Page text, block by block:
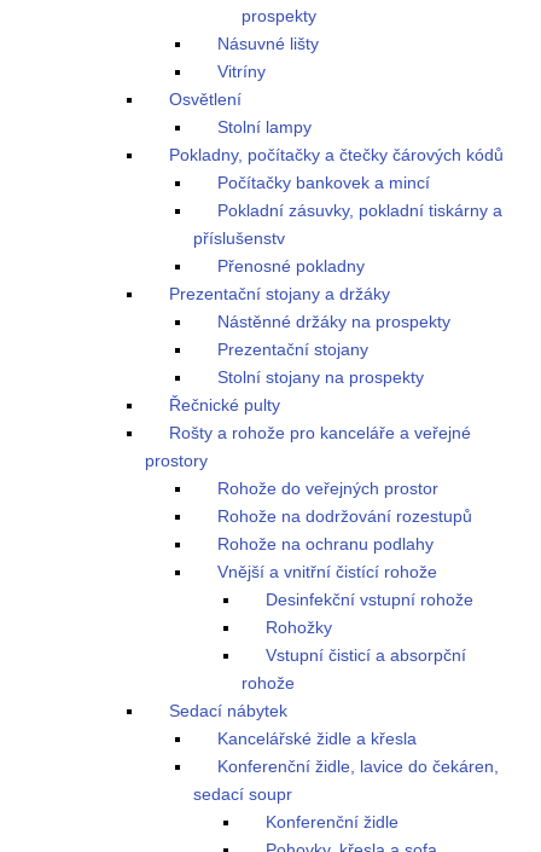
prospekty
Násuvné lišty
Vitríny
Osvětlení
Stolní lampy
Pokladny, počítačky a čtečky čárových kódů
Počítačky bankovek a mincí
Pokladní zásuvky, pokladní tiskárny a
příslušenstv
Přenosné pokladny
Prezentační stojany a držáky
Nástěnné držáky na prospekty
Prezentační stojany
Stolní stojany na prospekty
Řečnické pulty
Rošty a rohože pro kanceláře a veřejné
prostory
Rohože do veřejných prostor
Rohože na dodržování rozestupů
Rohože na ochranu podlahy
Vnější a vnitřní čistící rohože
Desinfekční vstupní rohože
Rohožky
Vstupní čisticí a absorpční
rohože
Sedací nábytek
Kancelářské židle a křesla
Konferenční židle, lavice do čekáren,
sedací soupr
Konferenční židle